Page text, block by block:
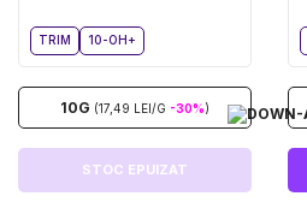
TRIM 10-OH+
10G (17,49 LEI/G -30%)
STOC EPUIZAT